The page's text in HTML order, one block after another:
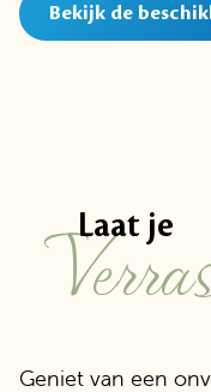
Bekijk de
Laat je
Geniet van een